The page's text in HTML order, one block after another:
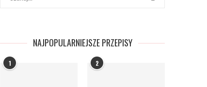
NAJPOPULARNIEJSZE PRZEPISY
1 2